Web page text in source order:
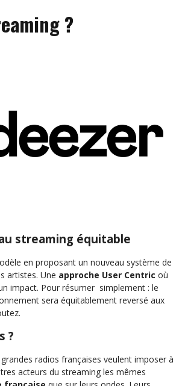
?
streaming équitable
en proposant un nouveau système de
artistes. Une approche User Centric où
impact. Pour résumer simplement : le
sera équitablement reversé aux
?
radios françaises veulent imposer à
acteurs du streaming les mêmes